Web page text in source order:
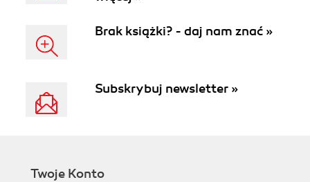
Brak książki? - daj nam znać »
Subskrybuj newsletter »
Twoje Konto